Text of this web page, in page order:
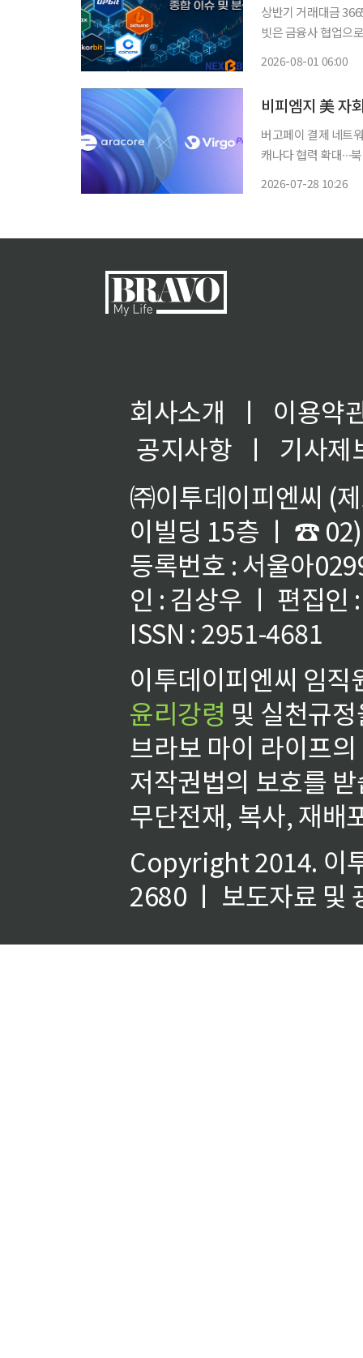
상반기 거래대금
빗은 금융사 협업으
2026-08-01 06:00
버고페이 결제 네트
캐나다 협력 확대∙∙∙북미 결제 시장 공략 블록
2026-07-28 10:26
회사소개 ㅣ
이용약
공지사항
ㅣ
기사제
㈜이투데이피엔씨 (
이빌딩 15층 ㅣ ☎
등록번호 : 서울아
인 : 김상우 ㅣ 편집인
ISSN : 2951-4681
이투데이피엔씨 임
윤리강령 및 실천규
브라보 마이 라이프
저작권법의 보호를
무단전재, 복사, 재배
Copyright 2014. 이
2680 ㅣ 보도자료